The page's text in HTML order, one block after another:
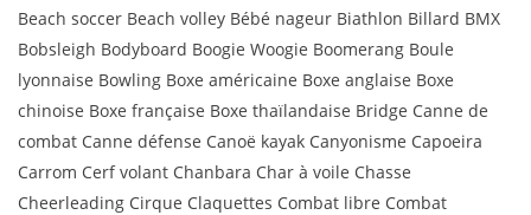
Beach soccer Beach volley Bébé nageur Biathlon Billard BMX
Bobsleigh Bodyboard Boogie Woogie Boomerang Boule
lyonnaise Bowling Boxe américaine Boxe anglaise Boxe
chinoise Boxe française Boxe thaïlandaise Bridge Canne de
combat Canne défense Canoë kayak Canyonisme Capoeira
Carrom Cerf volant Chanbara Char à voile Chasse
Cheerleading Cirque Claquettes Combat libre Combat